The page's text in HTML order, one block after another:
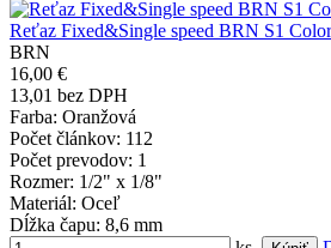
Reťaz Fixed&Single speed BRN S1
BRN
16,00 €
13,01 bez DPH
Farba: Oranžová
Počet článkov: 112
Počet prevodov: 1
Rozmer: 1/2" x 1/8"
Materiál: Oceľ
Dĺžka čapu: 8,6 mm